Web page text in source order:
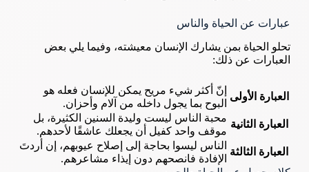
عبارات عن الحياة والناس
تحلو الحياة بمن يشارك الإنسان معيشته، وفيما يلي بعض
العبارات عن ذلك:
العبارة الأولى
إنّ أكثر شيء مريح يمكن للإنسان فعله هو
البوح بما يجول داخله من آلام وأحزان.
العبارة الثانية
محبة الناس ليست وليدة السنين الكثيرة، بل
موقف واحد كفيل أن يجعلك عاشقًا لأحدهم.
العبارة الثالثة
الناس ليسوا بحاجة إلى إصلاح عيوبهم، إن أردتَ
الإفادة فانصحهم دون إيذاء مشاعرهم.